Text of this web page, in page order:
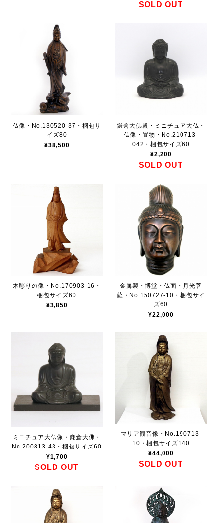
SOLD OUT
仏像・No.130520-37・梱包サ
イズ80
¥38,500
鎌倉大佛殿・ミニチュア大仏・
仏像・置物・No.210713-
042・梱包サイズ60
¥2,200
SOLD OUT
木彫りの像・No.170903-16・
梱包サイズ60
¥3,850
金属製・博堂・仏面・月光菩
薩・No.150727-10・梱包サイ
ズ60
¥22,000
ミニチュア大仏像・鎌倉大佛・
No.200813-43・梱包サイズ60
¥1,700
SOLD OUT
マリア観音像・No.190713-
10・梱包サイズ140
¥44,000
SOLD OUT